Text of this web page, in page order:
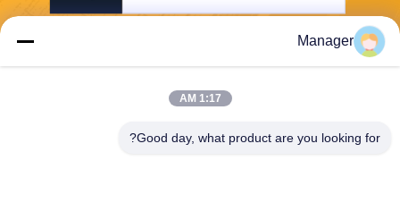
SHANGHAI DESIKENSHI MOLECULAR
Manager
1:17 AM
Good day, what product are you looking for?